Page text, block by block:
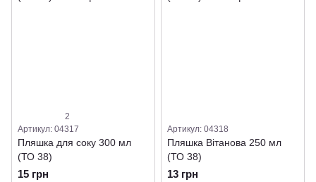
2
Артикул: 04317
Пляшка для соку 300 мл
(ТО 38)
15 грн
Артикул: 04318
Пляшка Вітанова 250 мл
(ТО 38)
13 грн